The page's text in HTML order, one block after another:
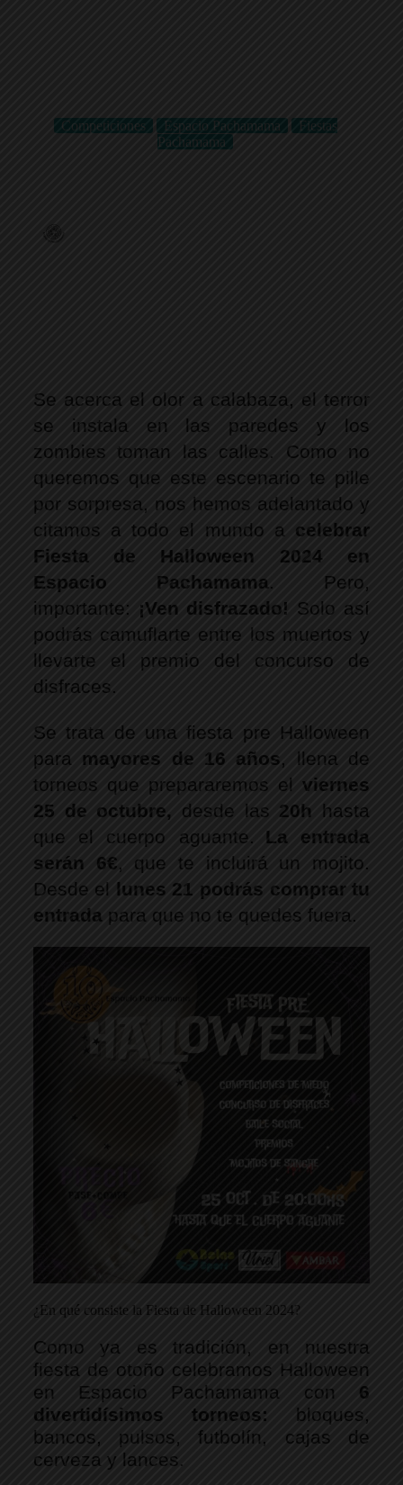
Competiciones Espacio Pachamama
Fiestas
Pachamama
Se acerca el olor a calabaza, el terror
se instala en las paredes y los
zombies toman las calles. Como no
queremos que este escenario te pille
por sorpresa, nos hemos adelantado y
citamos a todo el mundo a celebrar
Fiesta de Halloween 2024 en
Espacio Pachamama. Pero,
importante: ¡Ven disfrazado!
Solo así
podrás camuflarte entre los muertos y
llevarte el premio del concurso de
disfraces.
Se trata de una fiesta pre Halloween
para mayores de 16 años, llena de
torneos que prepararemos el viernes
25 de octubre, desde las 20h
hasta
que el cuerpo aguante.
La entrada
serán 6€
Desde el lunes 21 podrás comprar tu
entrada para que no te quedes fuera.
¿En qué consiste la Fiesta de Halloween 2024?
Como ya es tradición, en nuestra
fiesta de otoño celebramos Halloween
en Espacio Pachamama con 6
divertidísimos torneos:
bloques,
bancos, pulsos, futbolín, cajas de
cerveza y lances.